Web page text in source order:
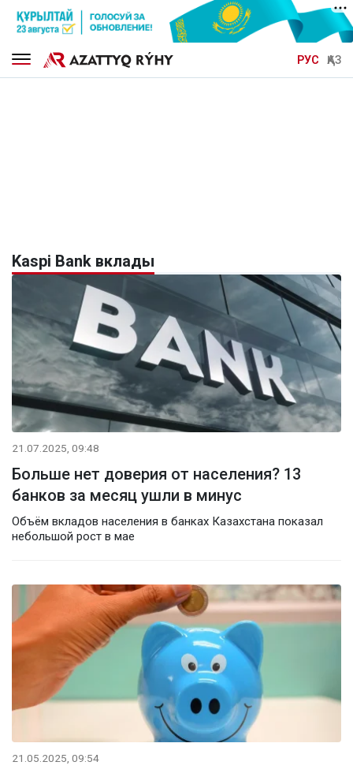
РУС ҚАЗ
Kaspi Bank вклады
21.07.2025, 09:48
Больше нет доверия от населения? 13
банков за месяц ушли в минус
Объём вкладов населения в банках Казахстана показал
небольшой рост в мае
21.05.2025, 09:54